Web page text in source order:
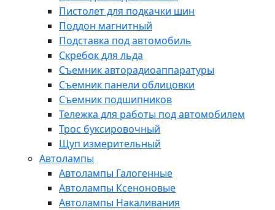
Пистолет для подкачки шин
Поддон магнитный
Подставка под автомобиль
Скребок для льда
Съемник авторадиоаппаратуры
Съемник панели облицовки
Съемник подшипников
Тележка для работы под автомобилем
Трос буксировочный
Щуп измерительный
Автолампы
Автолампы Галогенные
Автолампы Ксеноновые
Автолампы Накаливания